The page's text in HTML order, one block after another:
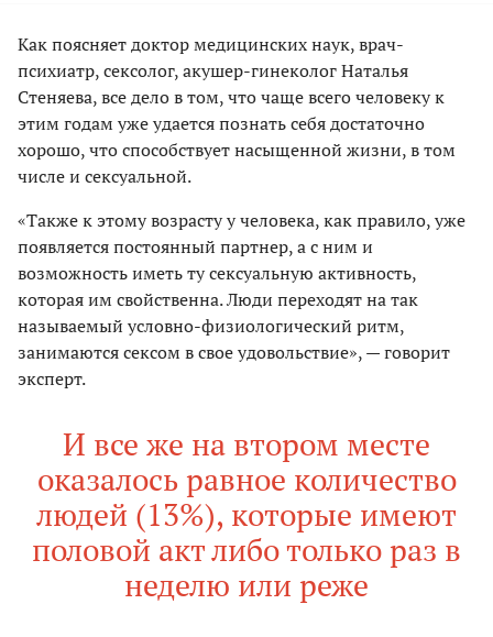
Как поясняет доктор медицинских наук, врач-
психиатр, сексолог, акушер-гинеколог Наталья
Стеняева, все дело в том, что чаще всего человеку к
этим годам уже удается познать себя достаточно
хорошо, что способствует насыщенной жизни, в том
числе и сексуальной.
«Также к этому возрасту у человека, как правило, уже
появляется постоянный партнер, а с ним и
возможность иметь ту сексуальную активность,
которая им свойственна. Люди переходят на так
называемый условно-физиологический ритм,
занимаются сексом в свое удовольствие», — говорит
эксперт.
И все же на втором месте
оказалось равное количество
людей (13%), которые имеют
половой акт либо только раз в
неделю или реже